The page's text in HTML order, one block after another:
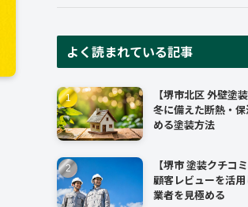
よく読まれている記事
【堺市北区 外壁塗
冬に備えた断熱・
める塗装方法
【堺市 塗装クチコ
顧客レビューを活
業者を見極める